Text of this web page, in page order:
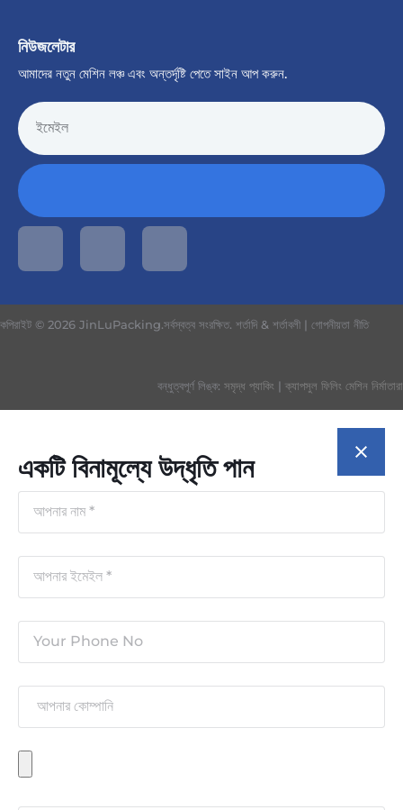
নিউজলেটার
আমাদের নতুন মেশিন লঞ্চ এবং অন্তর্দৃষ্টি পেতে সাইন আপ করুন.
কপিরাইট © 2026 JinLuPacking.সর্বস্বত্ব সংরক্ষিত. শর্তাদি & শর্তাবলী | গোপনীয়তা নীতি
বন্ধুত্বপূর্ণ লিঙ্ক: সমৃদ্ধ প্যাকিং | ক্যাপসুল ফিলিং মেশিন নির্মাতারা
একটি বিনামূল্যে উদ্ধৃতি পান